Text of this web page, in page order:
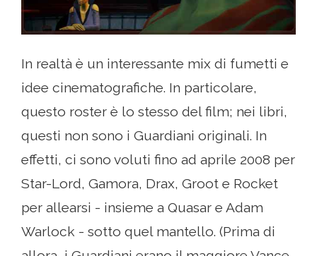
In realtà è un interessante mix di fumetti e
idee cinematografiche. In particolare,
questo roster è lo stesso del film; nei libri,
questi non sono i Guardiani originali. In
effetti, ci sono voluti fino ad aprile 2008 per
Star-Lord, Gamora, Drax, Groot e Rocket
per allearsi - insieme a Quasar e Adam
Warlock - sotto quel mantello. (Prima di